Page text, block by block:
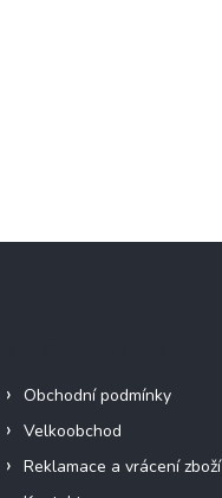
Obchodní podmínky
Velkoobchod
Reklamace a vrácení zboží